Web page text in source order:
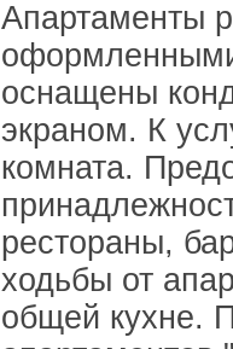
Апартаменты
оснащены
экраном. К
комната.
рестораны,
ходьбы от
общей кухне.